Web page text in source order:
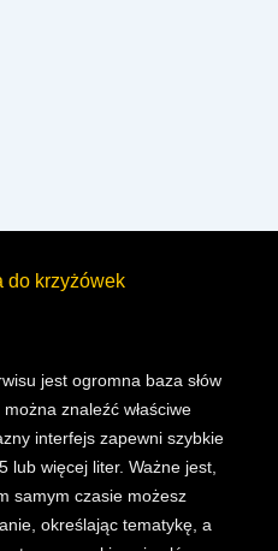
do krzyżówek
jest ogromna baza słów
znaleźć właściwe
interfejs zapewni szybkie
lub więcej liter. Ważne jest,
samym czasie możesz
określając tematykę, a